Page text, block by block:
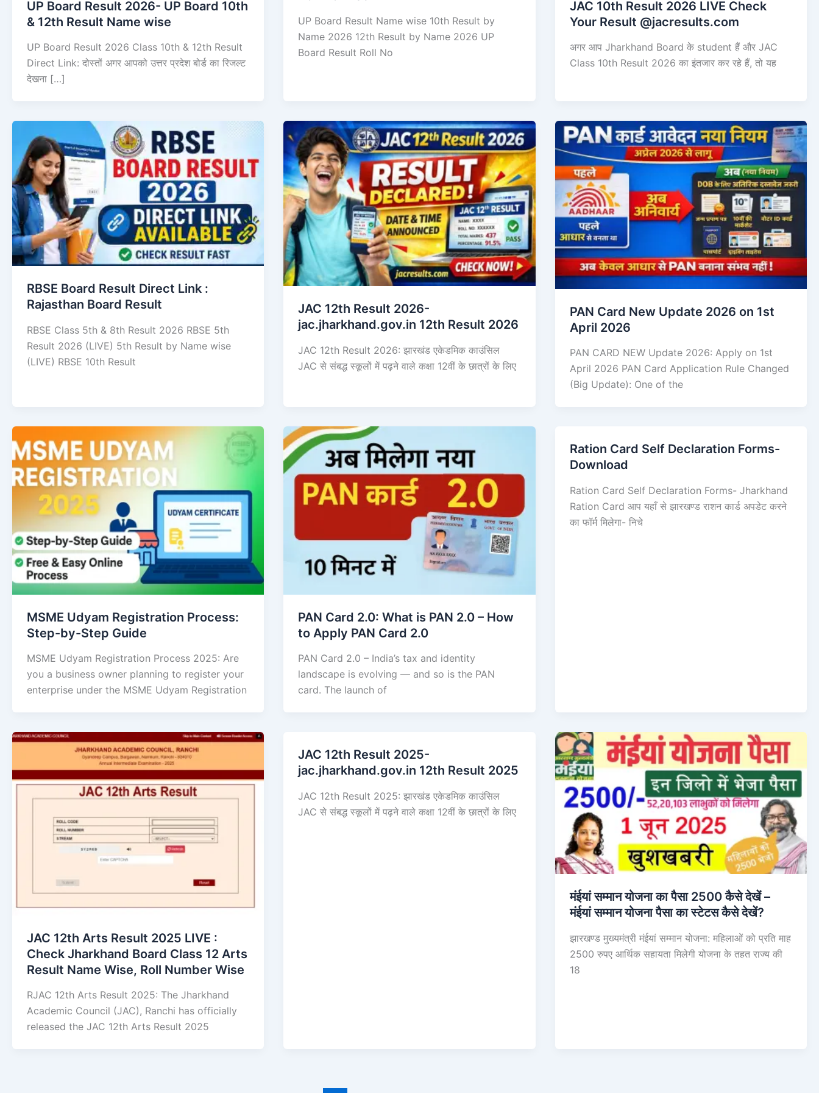
UP Board Result 2026- UP Board 10th
& 12th Result Name wise
UP Board Result 2026 Class 10th & 12th Result
Direct Link: दोस्तों अगर आपको उत्तर प्रदेश बोर्ड का रिजल्ट
देखना […]
UP Board Result Name wise 10th Result by
Name 2026 12th Result by Name 2026 UP
Board Result Roll No
JAC 10th Result 2026 LIVE Check
Your Result @jacresults.com
अगर आप Jharkhand Board के student हैं और JAC
Class 10th Result 2026 का इंतजार कर रहे हैं, तो यह
RBSE Board Result Direct Link : ​
Rajasthan Board Result
RBSE Class 5th & 8th Result 2026 RBSE 5th
Result 2026 (LIVE) 5th Result by Name wise
(LIVE) RBSE 10th Result
JAC 12th Result 2026-
jac.jharkhand.gov.in 12th Result 2026
JAC 12th Result 2026: झारखंड एकेडमिक काउंसिल
JAC से संबद्ध स्कूलों में पढ़ने वाले कक्षा 12वीं के छात्रों के लिए
PAN Card New Update 2026 on 1st
April 2026
PAN CARD NEW Update 2026: Apply on 1st
April 2026 PAN Card Application Rule Changed
(Big Update): One of the
MSME Udyam Registration Process:
Step-by-Step Guide
MSME Udyam Registration Process 2025: Are
you a business owner planning to register your
enterprise under the MSME Udyam Registration
PAN Card 2.0: What is PAN 2.0 – How
to Apply PAN Card 2.0
PAN Card 2.0 – India’s tax and identity
landscape is evolving — and so is the PAN
card. The launch of
Ration Card Self Declaration Forms-
Download
Ration Card Self Declaration Forms- Jharkhand
Ration Card आप यहाँ से झारखण्ड राशन कार्ड अपडेट करने
का फॉर्म मिलेगा- निचे
JAC 12th Arts Result 2025 LIVE :
Check Jharkhand Board Class 12 Arts
Result Name Wise, Roll Number Wise
RJAC 12th Arts Result 2025: The Jharkhand
Academic Council (JAC), Ranchi has officially
released the JAC 12th Arts Result 2025
JAC 12th Result 2025-
jac.jharkhand.gov.in 12th Result 2025
JAC 12th Result 2025: झारखंड एकेडमिक काउंसिल
JAC से संबद्ध स्कूलों में पढ़ने वाले कक्षा 12वीं के छात्रों के लिए
मंईयां सम्मान योजना का पैसा 2500 कैसे देखें –
मंईयां सम्मान योजना पैसा का स्टेटस कैसे देखें?
झारखण्ड मुख्यमंत्री मंईयां सम्मान योजना: महिलाओं को प्रति माह
2500 रुपए आर्थिक सहायता मिलेगी योजना के तहत राज्य की
18